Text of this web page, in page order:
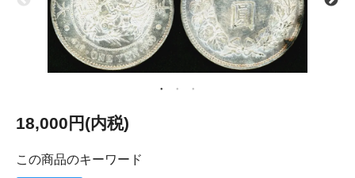
18,000円(内税)
この商品のキーワード